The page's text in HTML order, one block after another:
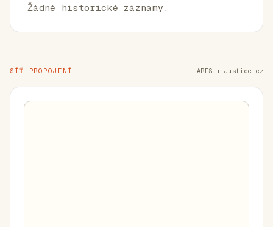
Žádné historické záznamy.
SÍŤ PROPOJENÍ ARES + Justice.cz